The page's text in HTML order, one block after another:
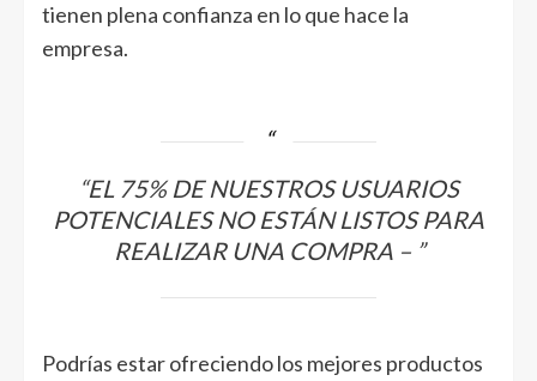
tienen plena confianza en lo que hace la
empresa.
EL 75% DE NUESTROS USUARIOS
POTENCIALES NO ESTÁN LISTOS PARA
REALIZAR UNA COMPRA –
Podrías estar ofreciendo los mejores productos